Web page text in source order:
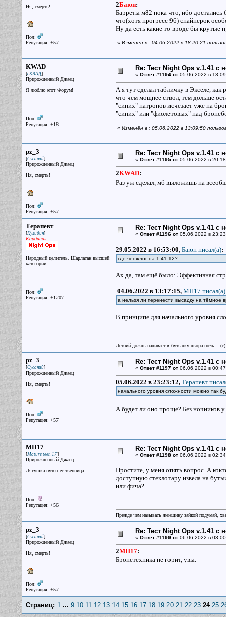
Ня, смерть!
Пол:
Репутация: +57
2Баюн:
Барреты м82 пока что, ибо
что(хотя прогресс 96) снайперок
Ну да есть какие то вроде бы крутые
« Изменён в : 04.06.2022 в 18:20:21
KWAD
[сКВАД]
Прирожденный Джаец
Я люблю этот Форум!
Пол:
Репутация: +18
Re: Тест Night Ops v.1.41 с
« Ответ #1194 от05.06.2022 в
А я тут сделал табличку в Экселе,
что чем мощнее ствол, тем дольше
"синих" патронов исчезает уже на
"синих" или "фиолетовых" над
« Изменён в : 05.06.2022 в 13:09:50
pz_3
[Сусаний]
Прирожденный Джаец
Ня, смерть!
Пол:
Репутация: +57
Re: Тест Night Ops v.1.41 с
« Ответ #1195 от05.06.2022 в
2KWAD:
Раз уж сделал, мб выложишь на
Терапевт
[Кулибин]
Кардинал
Народный целитель. Шарлатан высшей
категории.
Пол:
Репутация: +1207
Re: Тест Night Ops v.1.41 с
« Ответ #1196 от05.06.2022 в
29.05.2022 в 16:53:00, Баюн писал(a):
где ченжлог на 1.41.12?
Ах да, там ещё было: Эффективная
04.06.2022 в 13:17:15, MH17 писал(a)
а нельзя ли перенести высадку на тёмное
В принципе для начального уровня
Летний дождь наливает в бутылку двора ночь...
pz_3
[Сусаний]
Прирожденный Джаец
Ня, смерть!
Пол:
Репутация: +57
Re: Тест Night Ops v.1.41 с
« Ответ #1197 от06.06.2022 в
05.06.2022 в 23:23:12, Терапевт
начального уровня сложности можно так
А будет ли оно проще? Без ночников
MH17
[Mature teen 17]
Прирожденный Джаец
Лягушка-путешес твенница
Пол:
Репутация: +56
Re: Тест Night Ops v.1.41 с
« Ответ #1198 от06.06.2022 в
Простите, у меня опять вопрос. А
доступную стеклотару извела на
или фича?
Прежде чем называть женщину зайкой подумай,
pz_3
[Сусаний]
Прирожденный Джаец
Ня, смерть!
Пол:
Репутация: +57
Re: Тест Night Ops v.1.41 с
« Ответ #1199 от06.06.2022 в
2MH17:
Бронетехника не горит, увы.
Страниц: 1... 9 10 11 12 13 14 15 16 17 18 19 20 21 22 23 24 25